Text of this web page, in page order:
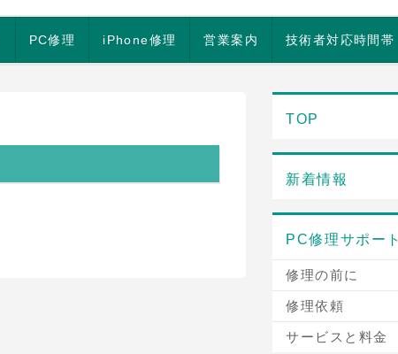
PC修理 iPhone修理 営業案内 技術者対応時間帯
TOP
新着情報
PC修理サポート
修理の前に
修理依頼
サービスと料金